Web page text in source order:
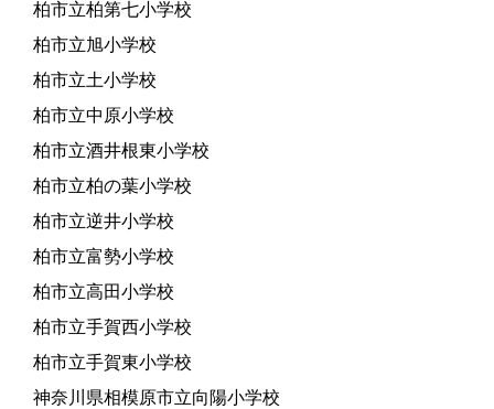
柏市立柏第七小学校
柏市立旭小学校
柏市立土小学校
柏市立中原小学校
柏市立酒井根東小学校
柏市立柏の葉小学校
柏市立逆井小学校
柏市立富勢小学校
柏市立高田小学校
柏市立手賀西小学校
柏市立手賀東小学校
神奈川県相模原市立向陽小学校